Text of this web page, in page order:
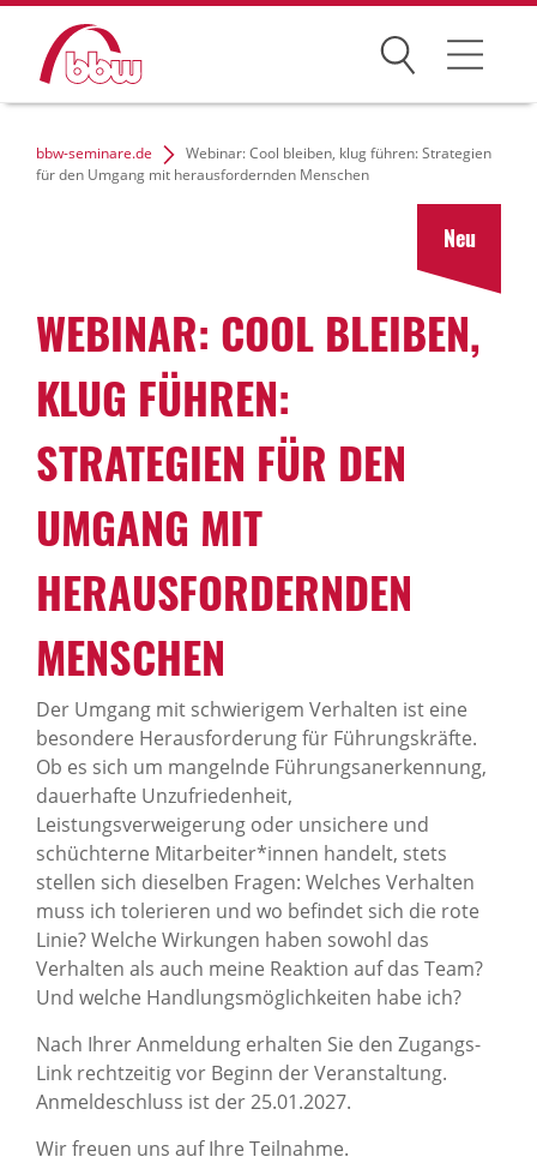
Suchen
Weiterbildung
Projekte
Über uns
News Archiv
bbw-seminare.de
Webinar: Cool bleiben, klug führen: Strategien
für den Umgang mit herausfordernden Menschen
WEBINAR: COOL BLEIBEN,
KLUG FÜHREN:
STRATEGIEN FÜR DEN
UMGANG MIT
HERAUSFORDERNDEN
MENSCHEN
Der Umgang mit schwierigem Verhalten ist eine
besondere Herausforderung für Führungskräfte.
Ob es sich um mangelnde Führungsanerkennung,
dauerhafte Unzufriedenheit,
Leistungsverweigerung oder unsichere und
schüchterne Mitarbeiter*innen handelt, stets
stellen sich dieselben Fragen: Welches Verhalten
muss ich tolerieren und wo befindet sich die rote
Linie? Welche Wirkungen haben sowohl das
Verhalten als auch meine Reaktion auf das Team?
Und welche Handlungsmöglichkeiten habe ich?
Nach Ihrer Anmeldung erhalten Sie den Zugangs-
Link rechtzeitig vor Beginn der Veranstaltung.
Anmeldeschluss ist der 25.01.2027.
Wir freuen uns auf Ihre Teilnahme.
Neu